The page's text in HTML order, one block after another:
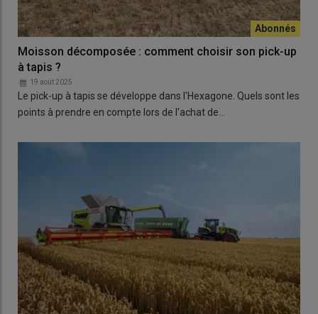
Moisson décomposée : comment choisir son pick-up
à tapis ?
19 août 2025
Le pick-up à tapis se développe dans l'Hexagone. Quels sont les
points à prendre en compte lors de l'achat de…